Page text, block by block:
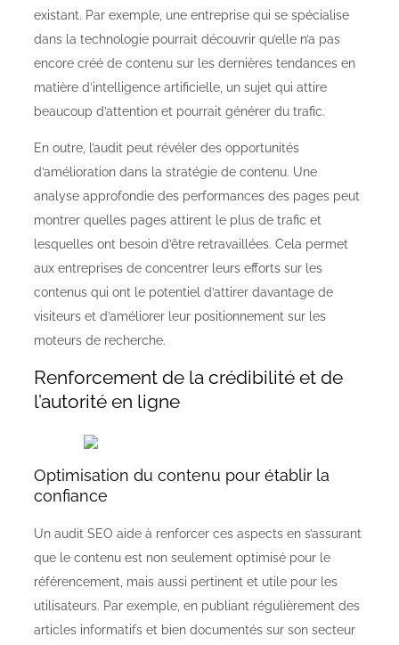
existant. Par exemple, une entreprise qui se spécialise
dans la technologie pourrait découvrir qu’elle n’a pas
encore créé de contenu sur les dernières tendances en
matière d’intelligence artificielle, un sujet qui attire
beaucoup d’attention et pourrait générer du trafic.
En outre, l’audit peut révéler des opportunités
d’amélioration dans la stratégie de contenu. Une
analyse approfondie des performances des pages peut
montrer quelles pages attirent le plus de trafic et
lesquelles ont besoin d’être retravaillées. Cela permet
aux entreprises de concentrer leurs efforts sur les
contenus qui ont le potentiel d’attirer davantage de
visiteurs et d’améliorer leur positionnement sur les
moteurs de recherche.
Renforcement de la crédibilité et de
l’autorité en ligne
Optimisation du contenu pour établir la
confiance
Un audit SEO aide à renforcer ces aspects en s’assurant
que le contenu est non seulement optimisé pour le
référencement, mais aussi pertinent et utile pour les
utilisateurs. Par exemple, en publiant régulièrement des
articles informatifs et bien documentés sur son secteur